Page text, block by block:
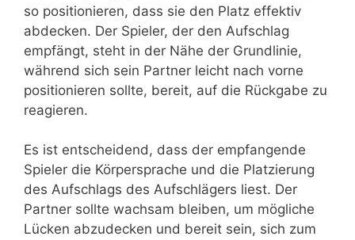
so positionieren, dass sie den Platz effektiv
abdecken. Der Spieler, der den Aufschlag
empfängt, steht in der Nähe der Grundlinie,
während sich sein Partner leicht nach vorne
positionieren sollte, bereit, auf die Rückgabe zu
reagieren.
Es ist entscheidend, dass der empfangende
Spieler die Körpersprache und die Platzierung
des Aufschlags des Aufschlägers liest. Der
Partner sollte wachsam bleiben, um mögliche
Lücken abzudecken und bereit sein, sich zum